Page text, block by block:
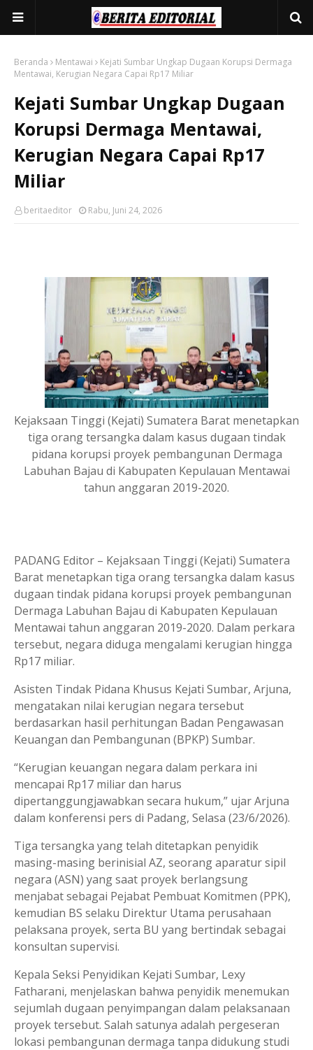
Beranda Mentawai
Kejati Sumbar Ungkap Dugaan Korupsi Dermaga
Mentawai, Kerugian Negara Capai Rp17 Miliar
Kejati Sumbar Ungkap Dugaan
Korupsi Dermaga Mentawai,
Kerugian Negara Capai Rp17
Miliar
beritaeditor Rabu, Juni 24, 2026
Kejaksaan Tinggi (Kejati) Sumatera Barat menetapkan
tiga orang tersangka dalam kasus dugaan tindak
pidana korupsi proyek pembangunan Dermaga
Labuhan Bajau di Kabupaten Kepulauan Mentawai
tahun anggaran 2019-2020.
PADANG Editor – Kejaksaan Tinggi (Kejati) Sumatera
Barat menetapkan tiga orang tersangka dalam kasus
dugaan tindak pidana korupsi proyek pembangunan
Dermaga Labuhan Bajau di Kabupaten Kepulauan
Mentawai tahun anggaran 2019-2020. Dalam perkara
tersebut, negara diduga mengalami kerugian hingga
Rp17 miliar.
Asisten Tindak Pidana Khusus Kejati Sumbar, Arjuna,
mengatakan nilai kerugian negara tersebut
berdasarkan hasil perhitungan Badan Pengawasan
Keuangan dan Pembangunan (BPKP) Sumbar.
“Kerugian keuangan negara dalam perkara ini
mencapai Rp17 miliar dan harus
dipertanggungjawabkan secara hukum,” ujar Arjuna
dalam konferensi pers di Padang, Selasa (23/6/2026).
Tiga tersangka yang telah ditetapkan penyidik
masing-masing berinisial AZ, seorang aparatur sipil
negara (ASN) yang saat proyek berlangsung
menjabat sebagai Pejabat Pembuat Komitmen (PPK),
kemudian BS selaku Direktur Utama perusahaan
pelaksana proyek, serta BU yang bertindak sebagai
konsultan supervisi.
Kepala Seksi Penyidikan Kejati Sumbar, Lexy
Fatharani, menjelaskan bahwa penyidik menemukan
sejumlah dugaan penyimpangan dalam pelaksanaan
proyek tersebut. Salah satunya adalah pergeseran
lokasi pembangunan dermaga tanpa didukung studi